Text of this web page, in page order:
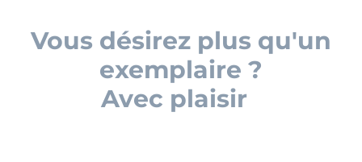
Vous désirez plus qu'un
exemplaire ?
Avec plaisir